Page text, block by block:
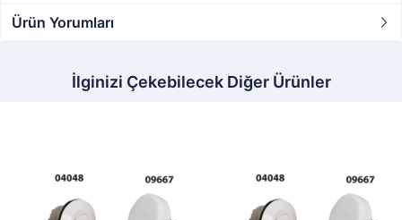
Ürün Yorumları
İlginizi Çekebilecek Diğer Ürünler